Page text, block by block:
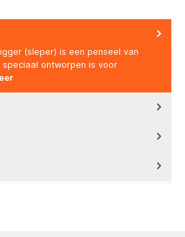
(sleper) is een penseel van
ontworpen is voor